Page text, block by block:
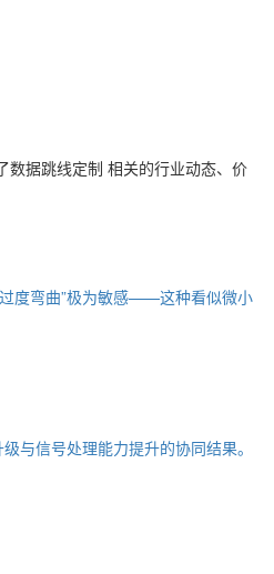
数据跳线定制 相关的行业动态、价
度弯曲”极为敏感——这种看似微小
与信号处理能力提升的协同结果。